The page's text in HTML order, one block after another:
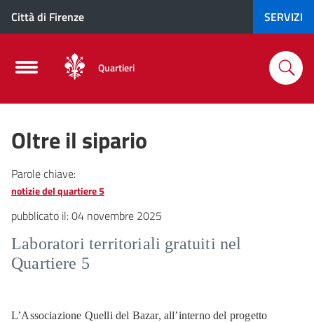
Città di Firenze SERVIZI
Quartieri
Oltre il sipario
Parole chiave:
notizie del quartiere 5
pubblicato il:04 novembre 2025
Laboratori territoriali gratuiti nel
Quartiere 5
L’Associazione Quelli del Bazar, all’interno del progetto